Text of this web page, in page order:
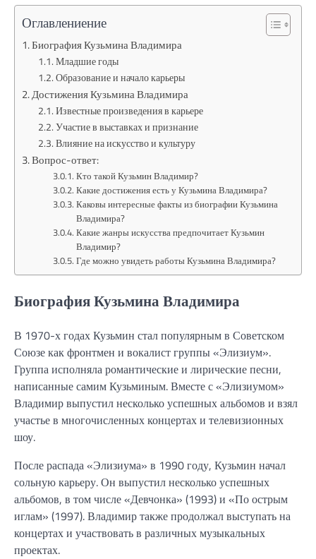
Оглавлениение
Биография Кузьмина Владимира
Младшие годы
Образование и начало карьеры
Достижения Кузьмина Владимира
Известные произведения в карьере
Участие в выставках и признание
Влияние на искусство и культуру
Вопрос-ответ:
Кто такой Кузьмин Владимир?
Какие достижения есть у Кузьмина Владимира?
Каковы интересные факты из биографии Кузьмина
Владимира?
Какие жанры искусства предпочитает Кузьмин
Владимир?
Где можно увидеть работы Кузьмина Владимира?
Биография Кузьмина Владимира
В 1970-х годах Кузьмин стал популярным в Советском
Союзе как фронтмен и вокалист группы «Элизиум».
Группа исполняла романтические и лирические песни,
написанные самим Кузьминым. Вместе с «Элизиумом»
Владимир выпустил несколько успешных альбомов и взял
участье в многочисленных концертах и телевизионных
шоу.
После распада «Элизиума» в 1990 году, Кузьмин начал
сольную карьеру. Он выпустил несколько успешных
альбомов, в том числе «Девчонка» (1993) и «По острым
иглам» (1997). Владимир также продолжал выступать на
концертах и участвовать в различных музыкальных
проектах.